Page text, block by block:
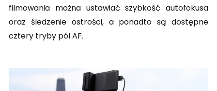
filmowania można ustawiać szybkość autofokusa
oraz śledzenie ostrości, a ponadto są dostępne
cztery tryby pól AF.